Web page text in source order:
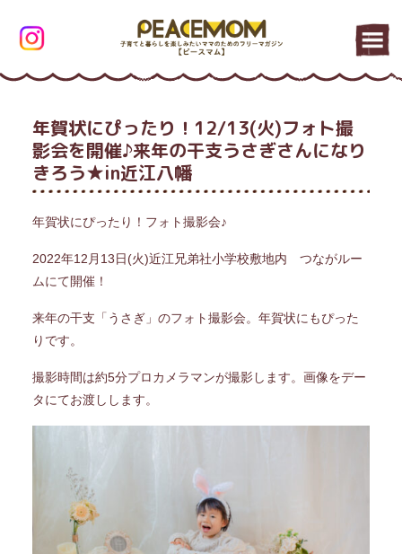
年賀状にぴったり！12/13(火)フォト撮
影会を開催♪来年の干支うさぎさんになり
きろう★in近江八幡
年賀状にぴったり！フォト撮影会♪
2022年12月13日(火)近江兄弟社小学校敷地内 つながルー
ムにて開催！
来年の干支「うさぎ」のフォト撮影会。年賀状にもぴった
りです。
撮影時間は約5分プロカメラマンが撮影します。画像をデー
タにてお渡しします。